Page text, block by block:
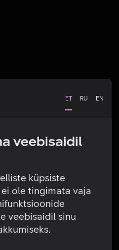
ET RU EN
veebisaidil
küpsiste
ole tingimata vaja
veebisaidil sinu
viga